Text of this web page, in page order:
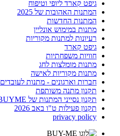
גיפט קארד ליופי וטיפוח
המתנות האהובות של 2025
המתנות החדשות
מתנות במימוש אונליין
רעיונות למתנות מקוריות
גיפט קארד
חוויות משפחתיות
מתנות מומלצות לחג
מתנות מקוריות לאישה
חברות וארגונים - מתנות לעובדים
תקנון מתנה משותפת
תקנון נסייני המתנות של BUYME
תקנון פעילות ט"ו באב 2026
privacy policy